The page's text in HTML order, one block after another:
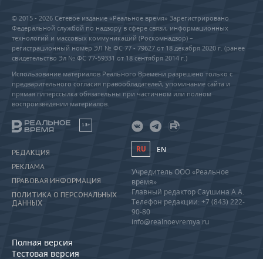
© 2015 - 2026 Сетевое издание «Реальное время» Зарегистрировано
Федеральной службой по надзору в сфере связи, информационных
технологий и массовых коммуникаций (Роскомнадзор) –
регистрационный номер ЭЛ № ФС 77 - 79627 от 18 декабря 2020 г. (ранее
свидетельство Эл № ФС 77-59331 от 18 сентября 2014 г.)
Использование материалов Реального Времени разрешено только с
предварительного согласия правообладателей, упоминание сайта и
прямая гиперссылка обязательны при частичном или полном
воспроизведении материалов.
18+
РЕДАКЦИЯ
РЕКЛАМА
ПРАВОВАЯ ИНФОРМАЦИЯ
ПОЛИТИКА О ПЕРСОНАЛЬНЫХ
ДАННЫХ
Полная версия
Тестовая версия
RU EN
Учредитель ООО «Реальное
время»
Главный редактор Саушина А.А.
Телефон редакции: +7 (843) 222-
90-80
info@realnoevremya.ru